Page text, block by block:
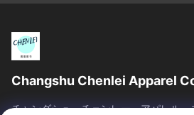
Changshu Chenlei Apparel
チャングシュ・チェンレー・アパレル